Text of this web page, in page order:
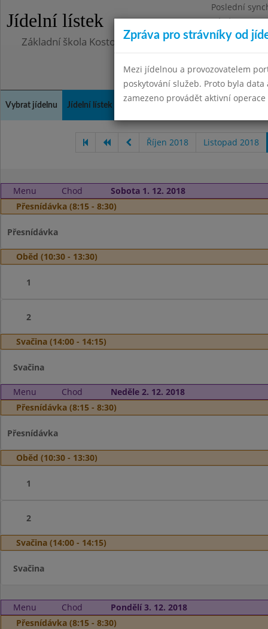
Jídelní lístek
Poslední
Pátek
Základní škola Kostomlaty nad Labem, příspěvková
Vybrat jídelnu Jídelní lístek Kontakty a informace
Říjen 2018 Listopad 2018
Menu Chod
Sobota 1. 12. 2018
Přesnídávka (8:15 - 8:30)
Přesnídávka
Oběd (10:30 - 13:30)
1
2
Svačina (14:00 - 14:15)
Svačina
Menu Chod
Neděle 2. 12. 2018
Přesnídávka (8:15 - 8:30)
Přesnídávka
Oběd (10:30 - 13:30)
1
2
Svačina (14:00 - 14:15)
Svačina
Menu Chod
Pondělí 3. 12. 2018
Přesnídávka (8:15 - 8:30)
Zpráva pro strávníky od
Mezi jídelnou a provozovatelem
poskytování služeb. Proto byla
zamezeno provádět aktivní